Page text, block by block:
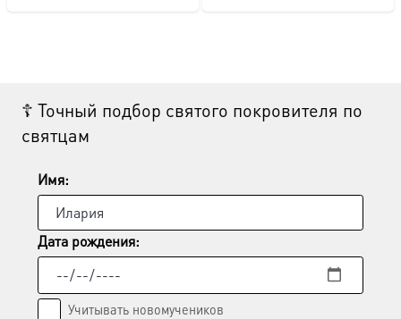
☦ Точный подбор святого покровителя по
святцам
Имя:
Дата рождения:
Учитывать новомучеников